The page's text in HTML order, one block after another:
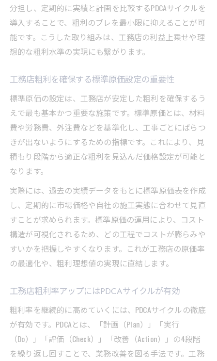
分担し、定期的に実績と計画を比較するPDCAサイクルを
導入することで、粗利のブレを最小限に抑えることが可
能です。こうした取り組みは、工務店の利益上乗せや理
想的な粗利水準の実現にも繋がります。
工務店粗利を確保する標準原価設定の重要性
標準原価の設定は、工務店が安定した粗利を確保するう
えで最も基本かつ重要な施策です。標準原価とは、材料
費や労務費、外注費などを基準化し、工事ごとにばらつ
きが出ないようにするための指標です。これにより、見
積もり段階から適正な粗利を見込んだ価格設定が可能と
なります。
実際には、過去の実績データをもとに標準原価表を作成
し、定期的に市場価格や自社の施工実態に合わせて見直
すことが求められます。標準原価の運用により、コスト
構造が可視化されるため、どの工程でコストが膨らみや
すいかを把握しやすくなります。これが工務店の原価率
の最適化や、粗利理想値の実現に直結します。
工務店粗利率アップにはPDCAサイクルが有効
粗利率を継続的に高めていくには、PDCAサイクルの徹底
が有効です。PDCAとは、「計画（Plan）」「実行
（Do）」「評価（Check）」「改善（Action）」の4段階
を繰り返し回すことで、業務改善を図る手法です。工務